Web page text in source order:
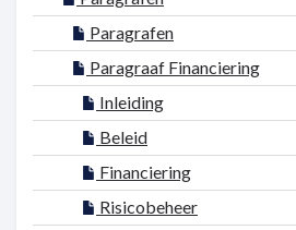
Paragrafen
Paragraaf Financiering
Inleiding
Beleid
Financiering
Risicobeheer